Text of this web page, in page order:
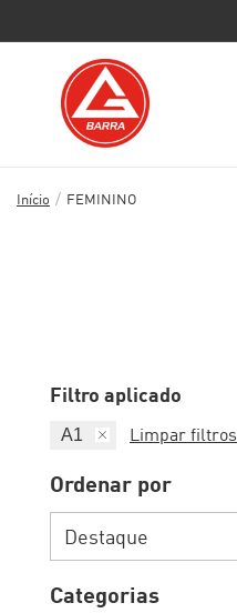
Início / FEMININO
Filtro aplicado
A1 Limpar filtros
Ordenar por
Categorias